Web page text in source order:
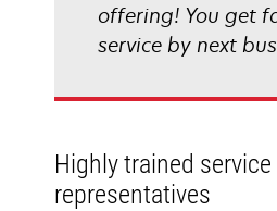
offering! You get
service by next
Highly trained service
representatives